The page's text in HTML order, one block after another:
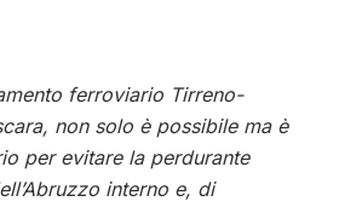
ferroviario Tirreno-
non solo è possibile ma è
per evitare la perdurante
interno e, di